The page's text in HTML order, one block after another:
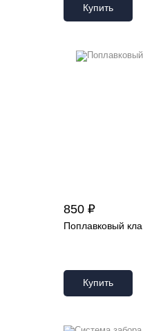
Купить
850 ₽
Поплавковый
Купить